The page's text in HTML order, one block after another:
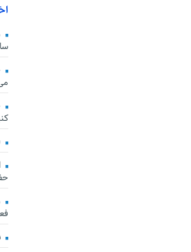
۱۵ هزار نیروی جدید به نظام سلامت کشور افزوده شد